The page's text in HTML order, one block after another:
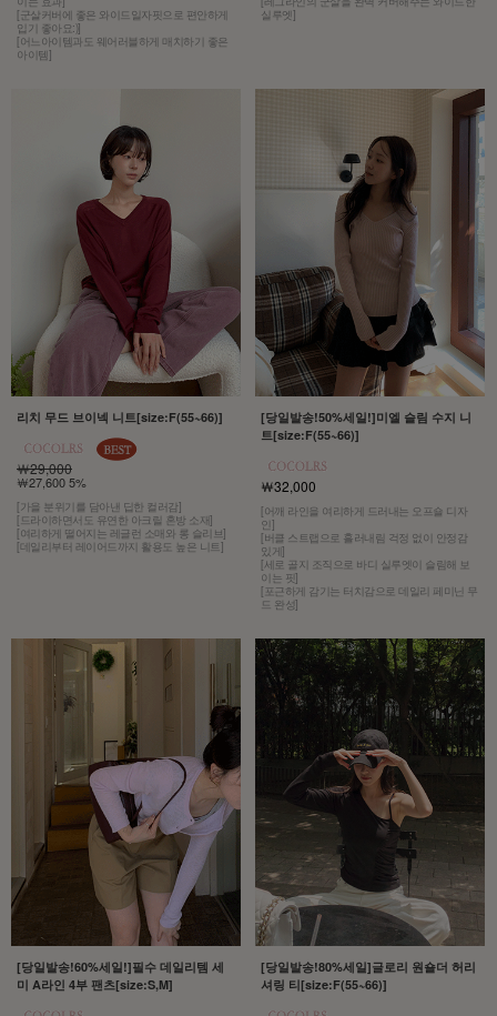
[군살커버에 좋은 와이드일자핏으로 편안하게
입기 좋아요:)]
[어느아이템과도 웨어러블하게 매치하기 좋은
아이템]
실루엣]
리치 무드 브이넥 니트[size:F(55~66)]
￦29,000
￦27,600 5%
[가을 분위기를 담아낸 딥한 컬러감]
[드라이하면서도 유연한 아크릴 혼방 소재]
[여리하게 떨어지는 레글런 소매와 롱 슬리브]
[데일리부터 레이어드까지 활용도 높은 니트]
[당일발송!50%세일!]미엘 슬림 수지 니
트[size:F(55~66)]
￦32,000
[어깨 라인을 여리하게 드러내는 오프숄 디자
인]
[버클 스트랩으로 흘러내림 걱정 없이 안정감
있게]
[세로 골지 조직으로 바디 실루엣이 슬림해 보
이는 핏]
[포근하게 감기는 터치감으로 데일리 페미닌 무
드 완성]
[당일발송!60%세일!]필수 데일리템 세
미 A라인 4부 팬츠[size:S,M]
[당일발송!80%세일]글로리 원숄더 허리
셔링 티[size:F(55~66)]